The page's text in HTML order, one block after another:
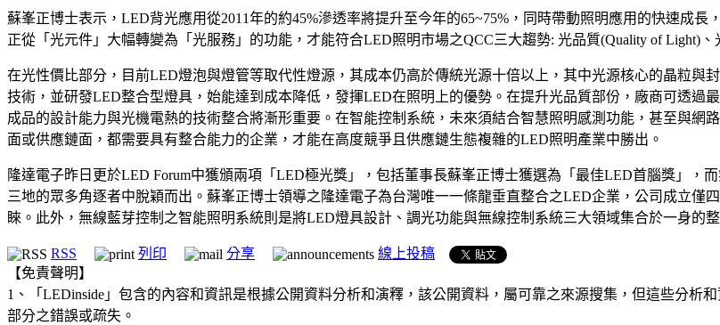
蘇峯正博士表示，LED背光應用從2011年的約45%滲透率將提升至今年的65~75%，同時帶動照明應用的快速成
正從「光元件」大幅轉變為「光服務」的功能，才能符合LED照明市場之QCC三大趨勢: 光品質(Quality of Light)、
在光性價比部分，目前LED燈泡與燈管等取代性燈源，其成本仍高於傳統光源十倍以上，其中光源核心的晶粒
技術，並研發LED整合型燈具，始能達到成本降低，發揮LED在照明上的優勢。在提升光品質部份，廠商可透過
成品的設計能力與光機電熱的技術整合將漸形重要。在智能控制系統，未來須結合智慧照明感測功能，甚至與
面或供應鏈面，都需要具有整合能力的企業，才能在高度競爭且供應鏈生態複雜的LED照明產業中勝出。
隆達電子昨日更於LED Forum中獲頒兩項「LED極光獎」，包括董事長蘇峯正博士獲選為「最佳LED首腦獎」
三地的眾多角逐者中脫穎而出。蘇峯正博士領導之隆達電子為台灣唯一一條龍垂直整合之LED企業，公司成立僅
睞。此外，無線藍芽控制之智能照明系統則是將LED燈具設計、調光功能與無線控制系統三大領域集合於一身的
RSS 列印 分享
線上投稿
【免責聲明】
1、「LEDinside」包含的內容和資訊是根據公開資料分析和演釋，該公開資料，屬可靠之來源搜集，但這些分析
部分之錯誤或疏失。